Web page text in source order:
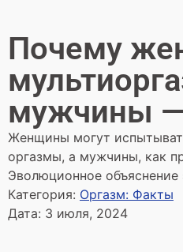
Почему
мужчины
Женщины могут
оргазмы, а мужчины, как
Эволюционное объяснение
Категория: Оргазм: Факты
Дата: 3 июля, 2024